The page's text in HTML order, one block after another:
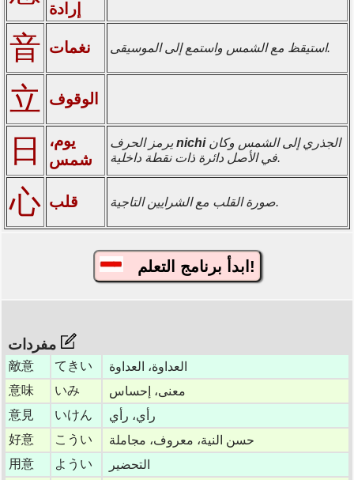
إرادة
音 نغمات استيقظ مع الشمس واستمع إلى الموسيقى.
立 الوقوف
日
يوم،
شمس
nichiالجذري إلى الشمس وكان
في الأصل دائرة ذات نقطة داخلية.
心 قلب صورة القلب مع الشرايين التاجية.
ابدأ برنامج التعلم!
敵意 てきい
العداوة، العداوة
意味
いみ
معنى، إحساس
意見
いけん
رأي، رأي
好意
こうい
حسن النية، معروف، مجاملة
用意
ようい التحضير